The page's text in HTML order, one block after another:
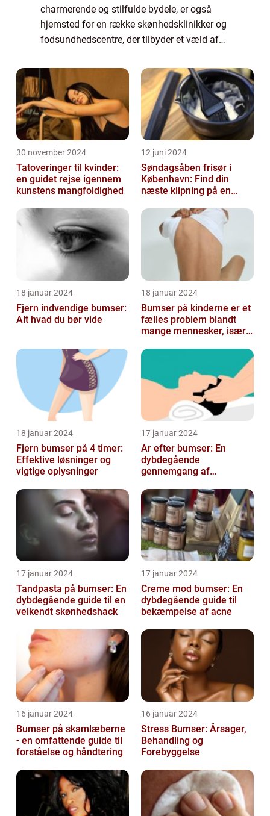
charmerende og stilfulde bydele, er også
hjemsted for en række skønhedsklinikker og
fodsundhedscentre, der tilbyder et væld af
bes&os...
30 november 2024
Tatoveringer til kvinder:
en guidet rejse igennem
kunstens mangfoldighed
12 juni 2024
Søndagsåben frisør i
København: Find din
næste klipning på en
18 januar 2024
Fjern indvendige bumser:
Alt hvad du bør vide
18 januar 2024
Bumser på kinderne er et
fælles problem blandt
mange mennesker, især
kosmetikfor...
18 januar 2024
Fjern bumser på 4 timer:
Effektive løsninger og
vigtige oplysninger
17 januar 2024
Ar efter bumser: En
dybdegående
gennemgang af
og forebyggelse
17 januar 2024
Tandpasta på bumser: En
dybdegående guide til en
velkendt skønhedshack
17 januar 2024
Creme mod bumser: En
dybdegående guide til
bekæmpelse af acne
16 januar 2024
Bumser på skamlæberne
- en omfattende guide til
forståelse og håndtering
16 januar 2024
Stress Bumser: Årsager,
Behandling og
Forebyggelse